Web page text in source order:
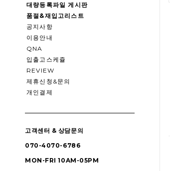
대량등록파일 게시판
품절&재입고리스트
공지사항
이용안내
QNA
입출고스케쥴
REVIEW
제휴신청&문의
개인결제
고객센터 & 상담문의
070-4070-6786
MON-FRI 10AM-05PM